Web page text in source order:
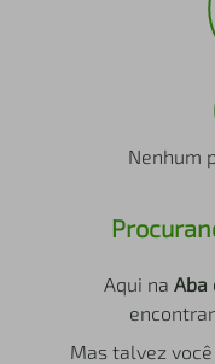
Nenhum
Aqui na Aba
Mas talvez
iphone